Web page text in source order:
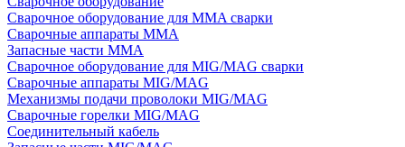
Сварочное оборудование для MMA сварки
Сварочные аппараты MMA
Запасные части MMA
Сварочное оборудование для MIG/MAG сварки
Сварочные аппараты MIG/MAG
Механизмы подачи проволоки MIG/MAG
Сварочные горелки MIG/MAG
Соединительный кабель